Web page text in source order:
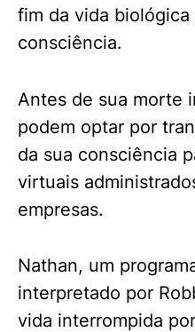
fim da vida
consciência.
Antes de sua morte
podem optar por
da sua consciência
virtuais
empresas.
Nathan, um
interpretado por
vida interrompida